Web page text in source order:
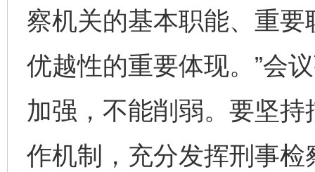
察机关的基本职能、重
优越性的重要体现。”会
加强，不能削弱。要坚
作机制，充分发挥刑事